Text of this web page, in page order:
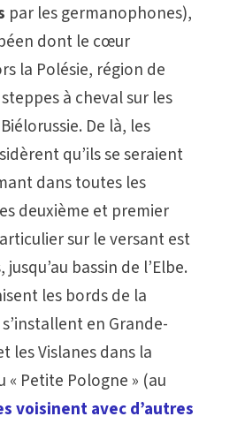
par les germanophones),
dont le cœur
la Polésie, région de
à cheval sur les
De là, les
qu’ils se seraient
dans toutes les
deuxième et premier
sur le versant est
bassin de l’Elbe.
les bords de la
en Grande-
les Vislanes dans la
« Petite Pologne » (au
voisinent avec d’autres